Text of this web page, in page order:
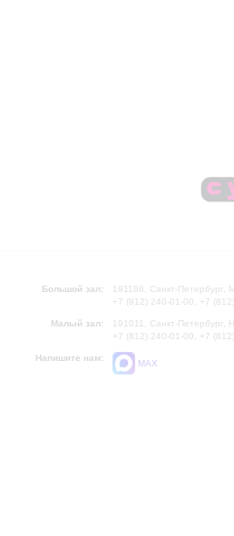
Большой зал:
191186, Санкт-Петербург,
+7 (812) 240-01-00, +7
Малый зал:
191011, Санкт-Петербург,
+7 (812) 240-01-00, +7
Напишите нам:
MAX